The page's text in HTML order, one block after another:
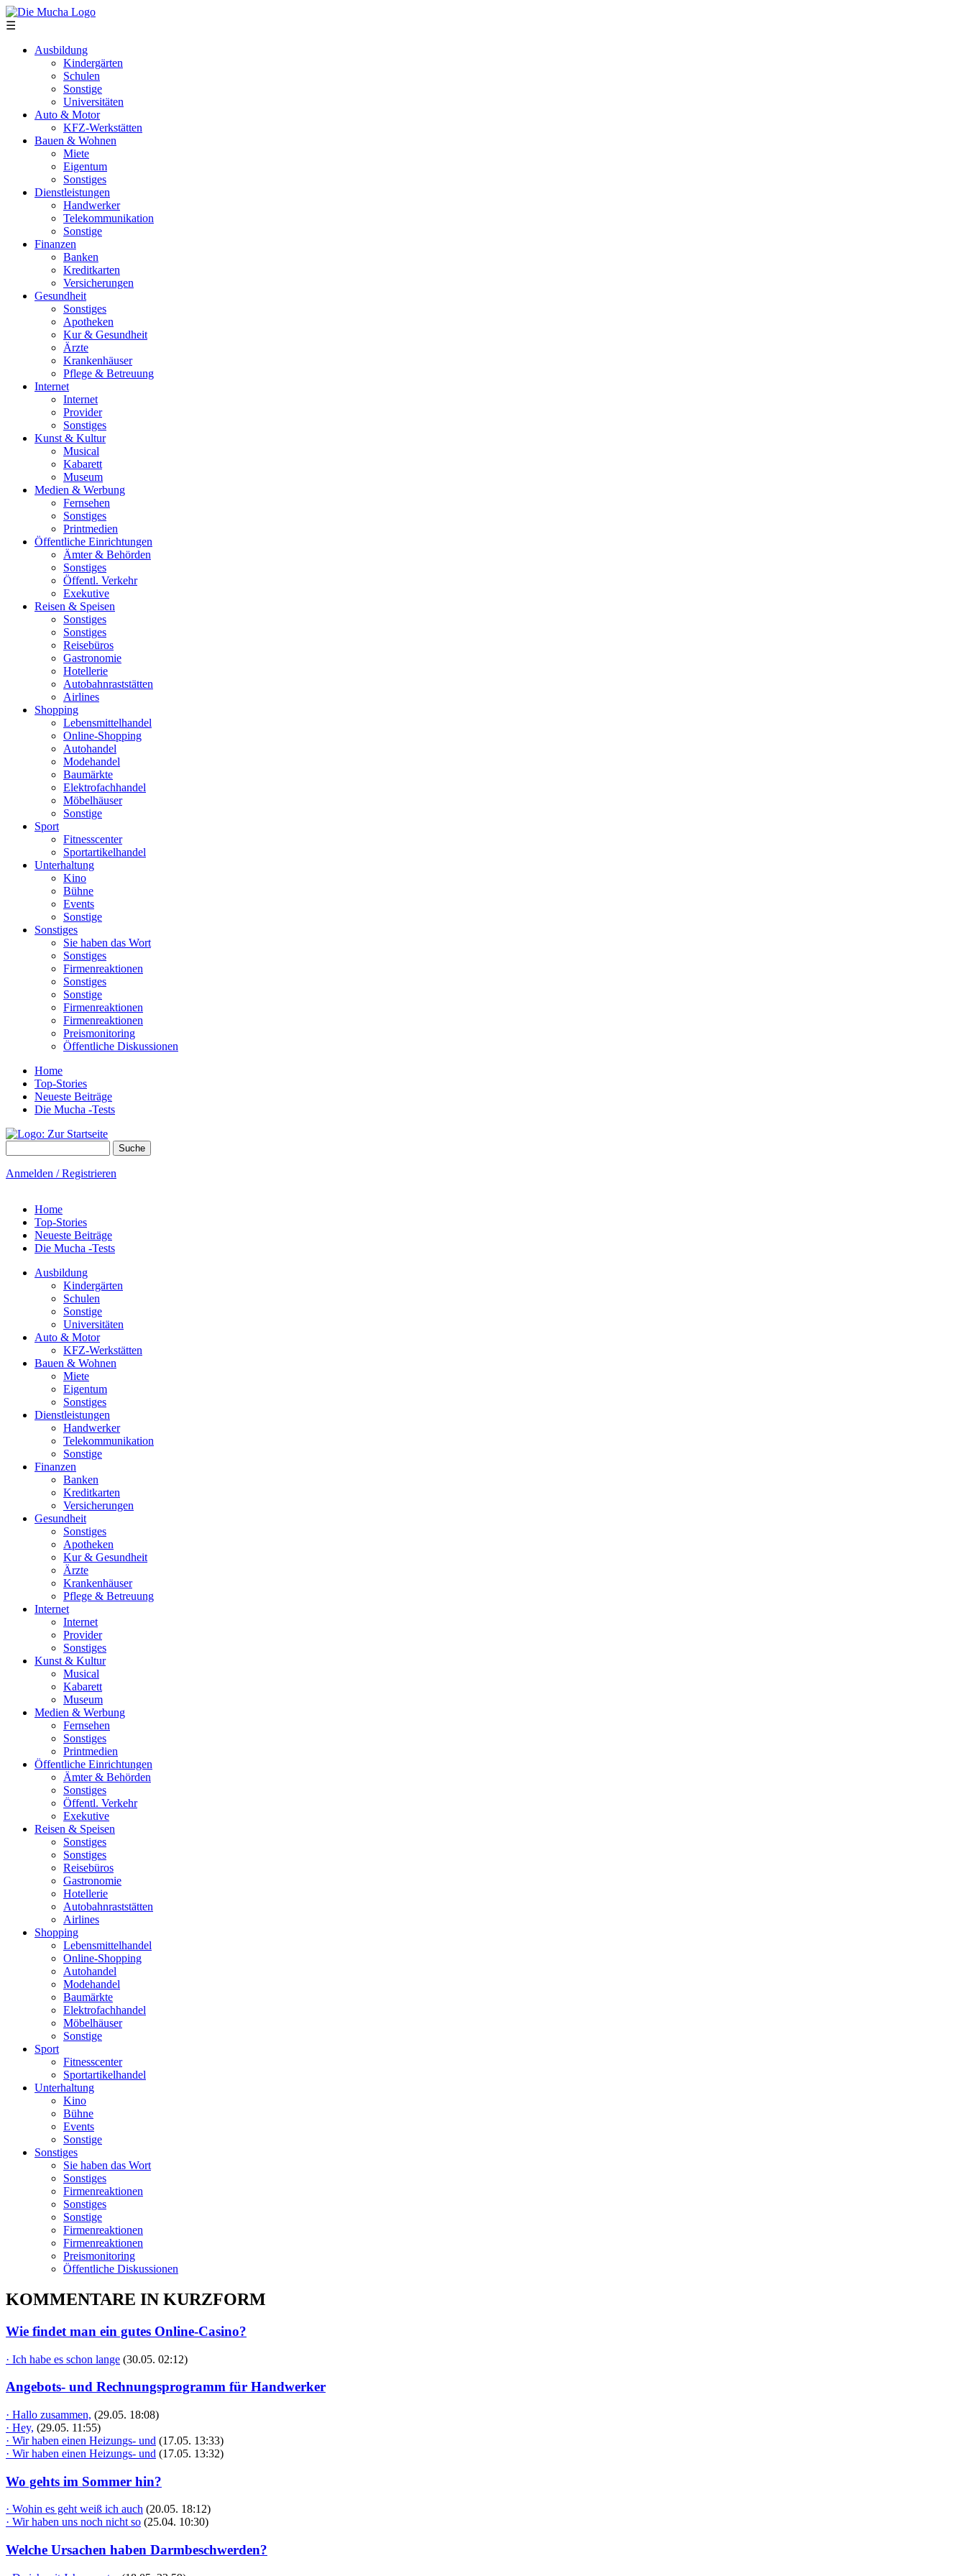
Direkt zum Inhalt
☰
Ausbildung
Kindergärten
Schulen
Sonstige
Universitäten
Auto & Motor
KFZ-Werkstätten
Bauen & Wohnen
Miete
Eigentum
Sonstiges
Dienstleistungen
Handwerker
Telekommunikation
Sonstige
Finanzen
Banken
Kreditkarten
Versicherungen
Gesundheit
Sonstiges
Apotheken
Kur & Gesundheit
Ärzte
Krankenhäuser
Pflege & Betreuung
Internet
Internet
Provider
Sonstiges
Kunst & Kultur
Musical
Kabarett
Museum
Medien & Werbung
Fernsehen
Sonstiges
Printmedien
Öffentliche Einrichtungen
Ämter & Behörden
Sonstiges
Öffentl. Verkehr
Exekutive
Reisen & Speisen
Sonstiges
Sonstiges
Reisebüros
Gastronomie
Hotellerie
Autobahnraststätten
Airlines
Shopping
Lebensmittelhandel
Online-Shopping
Autohandel
Modehandel
Baumärkte
Elektrofachhandel
Möbelhäuser
Sonstige
Sport
Fitnesscenter
Sportartikelhandel
Unterhaltung
Kino
Bühne
Events
Sonstige
Sonstiges
Sie haben das Wort
Sonstiges
Firmenreaktionen
Sonstiges
Sonstige
Firmenreaktionen
Firmenreaktionen
Preismonitoring
Öffentliche Diskussionen
Home
Top-Stories
Neueste Beiträge
Die Mucha -Tests
Anmelden / Registrieren
Home
Top-Stories
Neueste Beiträge
Die Mucha -Tests
Ausbildung
Kindergärten
Schulen
Sonstige
Universitäten
Auto & Motor
KFZ-Werkstätten
Bauen & Wohnen
Miete
Eigentum
Sonstiges
Dienstleistungen
Handwerker
Telekommunikation
Sonstige
Finanzen
Banken
Kreditkarten
Versicherungen
Gesundheit
Sonstiges
Apotheken
Kur & Gesundheit
Ärzte
Krankenhäuser
Pflege & Betreuung
Internet
Internet
Provider
Sonstiges
Kunst & Kultur
Musical
Kabarett
Museum
Medien & Werbung
Fernsehen
Sonstiges
Printmedien
Öffentliche Einrichtungen
Ämter & Behörden
Sonstiges
Öffentl. Verkehr
Exekutive
Reisen & Speisen
Sonstiges
Sonstiges
Reisebüros
Gastronomie
Hotellerie
Autobahnraststätten
Airlines
Shopping
Lebensmittelhandel
Online-Shopping
Autohandel
Modehandel
Baumärkte
Elektrofachhandel
Möbelhäuser
Sonstige
Sport
Fitnesscenter
Sportartikelhandel
Unterhaltung
Kino
Bühne
Events
Sonstige
Sonstiges
Sie haben das Wort
Sonstiges
Firmenreaktionen
Sonstiges
Sonstige
Firmenreaktionen
Firmenreaktionen
Preismonitoring
Öffentliche Diskussionen
KOMMENTARE IN KURZFORM
Wie findet man ein gutes Online-Casino?
· Ich habe es schon lange (30.05. 02:12)
Angebots- und Rechnungsprogramm für Handwerker
· Hallo zusammen, (29.05. 18:08)
· Hey, (29.05. 11:55)
· Wir haben einen Heizungs- und (17.05. 13:33)
· Wir haben einen Heizungs- und (17.05. 13:32)
Wo gehts im Sommer hin?
· Wohin es geht weiß ich auch (20.05. 18:12)
· Wir haben uns noch nicht so (25.04. 10:30)
Welche Ursachen haben Darmbeschwerden?